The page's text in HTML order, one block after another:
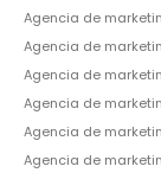
Agencia de
Agencia de
Agencia de
Agencia de
Agencia de
Agencia de